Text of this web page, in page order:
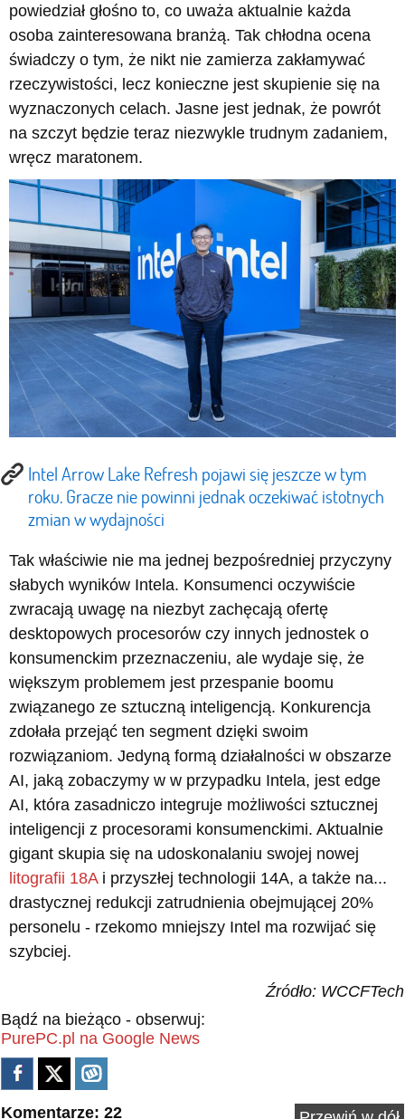
powiedział głośno to, co uważa aktualnie każda
osoba zainteresowana branżą. Tak chłodna ocena
świadczy o tym, że nikt nie zamierza zakłamywać
rzeczywistości, lecz konieczne jest skupienie się na
wyznaczonych celach. Jasne jest jednak, że powrót
na szczyt będzie teraz niezwykle trudnym zadaniem,
wręcz maratonem.
Intel Arrow Lake Refresh pojawi się jeszcze w tym
roku. Gracze nie powinni jednak oczekiwać istotnych
zmian w wydajności
Tak właściwie nie ma jednej bezpośredniej przyczyny
słabych wyników Intela. Konsumenci oczywiście
zwracają uwagę na niezbyt zachęcają ofertę
desktopowych procesorów czy innych jednostek o
konsumenckim przeznaczeniu, ale wydaje się, że
większym problemem jest przespanie boomu
związanego ze sztuczną inteligencją. Konkurencja
zdołała przejąć ten segment dzięki swoim
rozwiązaniom. Jedyną formą działalności w obszarze
AI, jaką zobaczymy w w przypadku Intela, jest edge
AI, która zasadniczo integruje możliwości sztucznej
inteligencji z procesorami konsumenckimi. Aktualnie
gigant skupia się na udoskonalaniu swojej nowej
litografii 18Ai przyszłej technologii 14A, a także na...
drastycznej redukcji zatrudnienia obejmującej 20%
personelu - rzekomo mniejszy Intel ma rozwijać się
szybciej.
Źródło: WCCFTech
Bądź na bieżąco - obserwuj:
PurePC.pl na Google News
Komentarze: 22